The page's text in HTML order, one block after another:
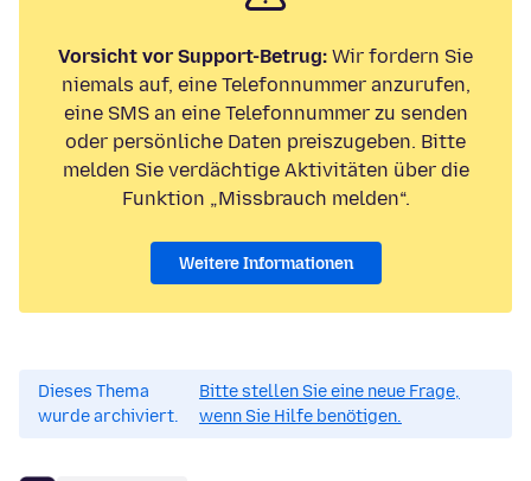
Vorsicht vor Support-Betrug: Wir fordern Sie
niemals auf, eine Telefonnummer anzurufen,
eine SMS an eine Telefonnummer zu senden
oder persönliche Daten preiszugeben. Bitte
melden Sie verdächtige Aktivitäten über die
Funktion „Missbrauch melden“.
Weitere Informationen
Dieses Thema
wurde archiviert.
Bitte stellen Sie eine neue Frage,
wenn Sie Hilfe benötigen.